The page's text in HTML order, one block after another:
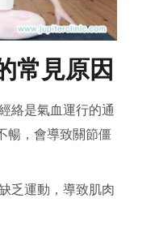
常見原因
絡是氣血運行的通
暢，會導致關節僵
乏運動，導致肌肉